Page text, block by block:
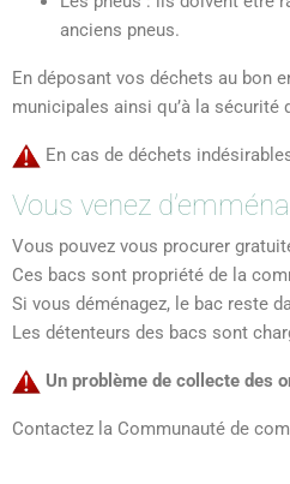
anciens pneus.
En déposant vos déchets au bon
municipales ainsi qu’à la
En cas de déchets
Vous venez
Vous pouvez vous procurer
Ces bacs sont propriété de la
Si vous déménagez, le bac reste
Les détenteurs des bacs sont
Un problème de collecte des
Contactez la Communauté de